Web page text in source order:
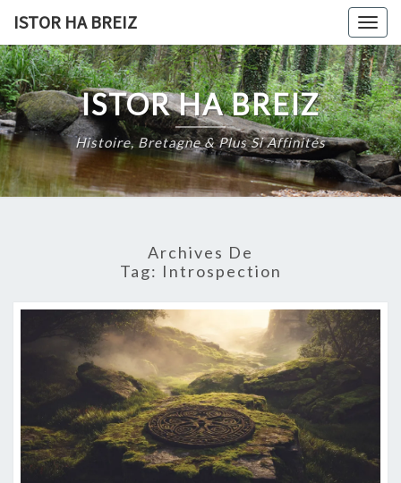
content
ISTOR HA BREIZ
ISTOR HA BREIZ
Histoire, Bretagne & Plus Si Affinités
Archives De
Tag: Introspection